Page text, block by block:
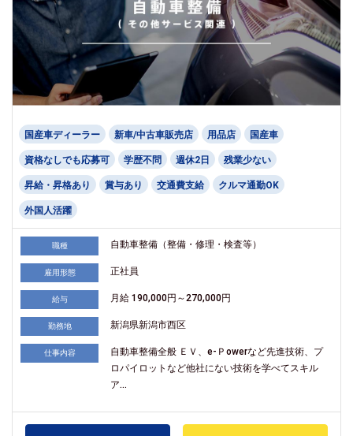
国産車ディーラー 新車/中古車販売店 用品店 国産車
資格なしでも応募可 学歴不問 週休2日 残業少ない
昇給・昇格あり 賞与あり 交通費支給 クルマ通勤OK
外国人活躍
職種 自動車整備（整備・修理・検査等）
雇用形態 正社員
給与 月給 190,000円～270,000円
勤務地 新潟県新潟市西区
仕事内容
自動車整備全般 ＥＶ、e-Ｐowerなど先進技術、プ
ロパイロットなど他社にない技術を学べてスキル
ア...